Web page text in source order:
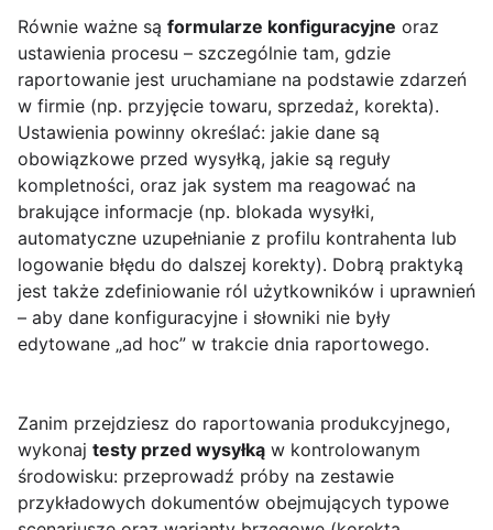
Równie ważne są formularze konfiguracyjne oraz
ustawienia procesu – szczególnie tam, gdzie
raportowanie jest uruchamiane na podstawie zdarzeń
w firmie (np. przyjęcie towaru, sprzedaż, korekta).
Ustawienia powinny określać: jakie dane są
obowiązkowe przed wysyłką, jakie są reguły
kompletności, oraz jak system ma reagować na
brakujące informacje (np. blokada wysyłki,
automatyczne uzupełnianie z profilu kontrahenta lub
logowanie błędu do dalszej korekty). Dobrą praktyką
jest także zdefiniowanie ról użytkowników i uprawnień
– aby dane konfiguracyjne i słowniki nie były
edytowane „ad hoc” w trakcie dnia raportowego.
Zanim przejdziesz do raportowania produkcyjnego,
wykonaj testy przed wysyłką w kontrolowanym
środowisku: przeprowadź próby na zestawie
przykładowych dokumentów obejmujących typowe